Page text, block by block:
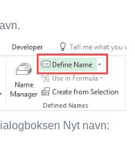
Nyt navn: